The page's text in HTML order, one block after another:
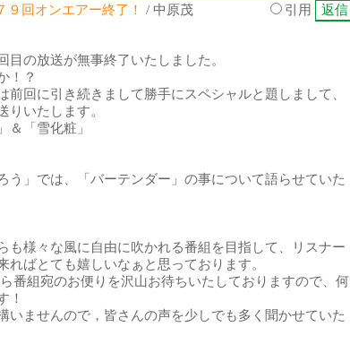
９回オンエアー終了！ / 中原茂 引用
目の放送が無事終了いたしました。
！？
前回に引き続きまして勝手にスペシャルと題しまして、
りいたします。
＆「雪化粧」
う」では、「バーテンダー」の事について語らせていた
も様々な風に自由に吹かれる番組を目指して、リスナー
ればとても嬉しいなぁと思っております。
番組宛のお便りを沢山お待ちいたしておりますので、何
！
いませんので，皆さんの声を少しでも多く聞かせていた